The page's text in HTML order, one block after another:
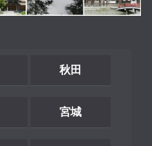
秋田
宮城